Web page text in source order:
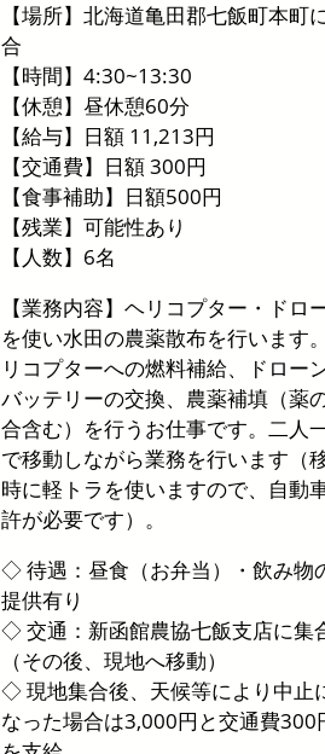
【場所】北海道亀田郡七飯町本町
合
【時間】4:30~13:30
【休憩】昼休憩60分
【給与】日額 11,213円
【交通費】日額 300円
【食事補助】日額500円
【残業】可能性あり
【人数】6名
【業務内容】ヘリコプター・ドロ
を使い水田の農薬散布を行います
リコプターへの燃料補給、ドロー
バッテリーの交換、農薬補填（薬
合含む）を行うお仕事です。二人
で移動しながら業務を行います（
時に軽トラを使いますので、自動
許が必要です）。
◇ 待遇：昼食（お弁当）・飲み物
提供有り
◇ 交通：新函館農協七飯支店に集
（その後、現地へ移動）
◇ 現地集合後、天候等により中止
なった場合は3,000円と交通費300